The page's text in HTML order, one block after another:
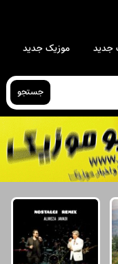
جدید موزیک جدید
جستجو